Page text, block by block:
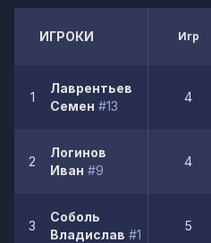
ИГРОКИ Игр
1
Лаврентьев
Семен #13
4
2
Логинов
Иван #9
4
3
Соболь
Владислав #11
5